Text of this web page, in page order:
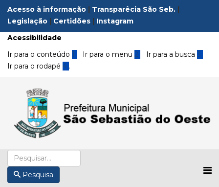
Acesso à informação | Transparêcia São Seb. |
Legislação | Certidões | Instagram
Acessibilidade
Ir para o conteúdo 1 Ir para o menu 2 Ir para a busca3
Ir para o rodapé 4 .
Pesquisa